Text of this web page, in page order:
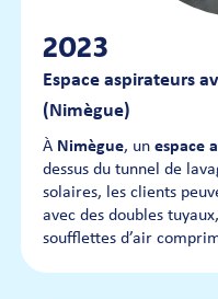
2023
Espace aspirateurs
(Nimègue)
À Nimègue, un espace
dessus du tunnel de
solaires, les clients
avec des doubles
soufflettes d’air